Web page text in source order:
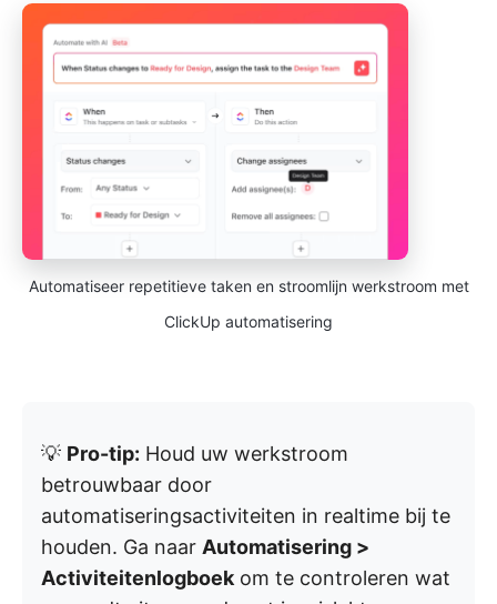
Automatiseer repetitieve taken en stroomlijn werkstroom met
ClickUp automatisering
💡 Pro-tip: Houd uw werkstroom
betrouwbaar door
automatiseringsactiviteiten in realtime bij te
houden. Ga naar Automatisering >
Activiteitenlogboekom te controleren wat